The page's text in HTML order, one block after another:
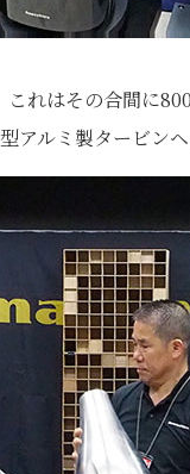
れはその合間に
ルミ製タービンヘ